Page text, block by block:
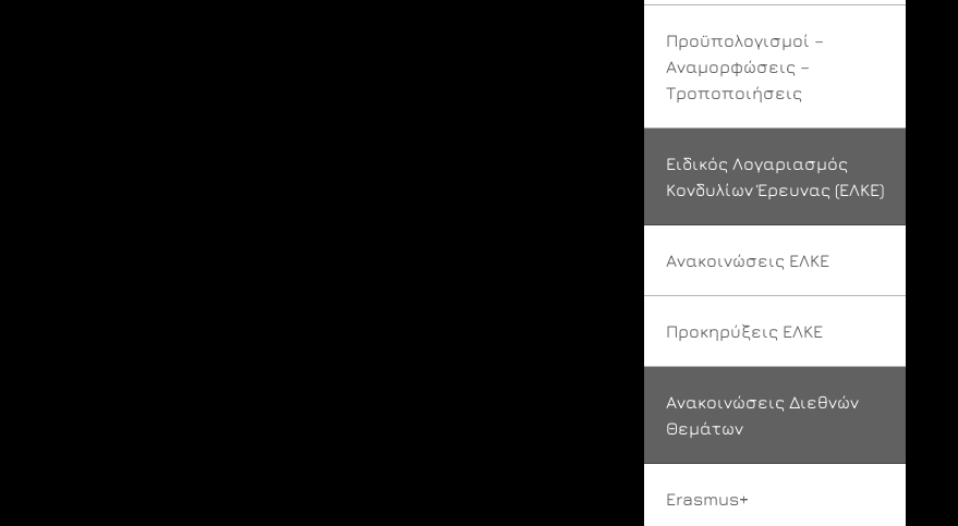
Προϋπολογισμοί –
Αναμορφώσεις –
Τροποποιήσεις
Ειδικός Λογαριασμός
Κονδυλίων Έρευνας (ΕΛΚΕ)
Ανακοινώσεις ΕΛΚΕ
Προκηρύξεις ΕΛΚΕ
Ανακοινώσεις Διεθνών
Θεμάτων
Erasmus+